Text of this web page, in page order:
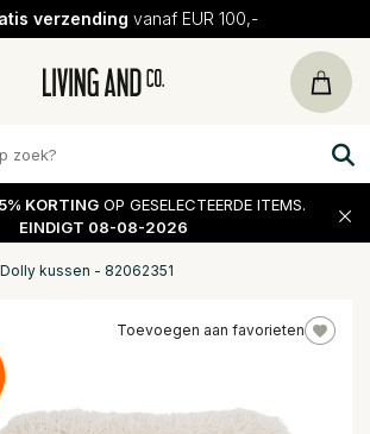
verzending vanaf EUR 100,-
KORTING OP GESELECTEERDE ITEMS.
EINDIGT 08-08-2026
Dolly kussen - 82062351
Toevoegen aan favorieten